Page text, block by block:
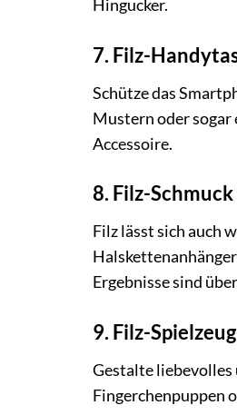
Hingucker.
7. Filz-
Schütze das
Mustern oder sogar
Accessoire.
8. Filz-
Filz lässt sich auch
Ergebnisse sind
9. Filz-
Gestalte liebevolles
Fingerchenpuppen